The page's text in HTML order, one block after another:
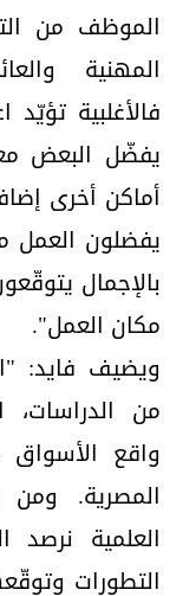
الموظف من
المهنية
فالأغلبية
يفضّل البعض
أماكن أخرى
يفضلون العمل
بالإجمال
مكان العمل".
ويضيف فايد:
من الدراسات،
واقع
المصرية. ومن
العلمية
التطورات